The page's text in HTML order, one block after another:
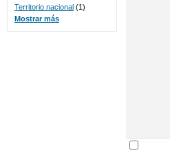
Territorio nacional (1)
Mostrar más